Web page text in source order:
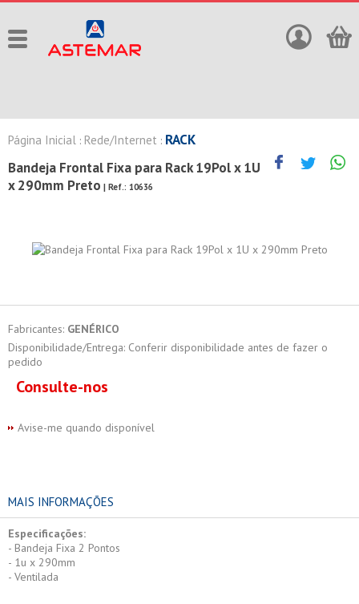
Página Inicial : Rede/Internet : RACK
Bandeja Frontal Fixa para Rack 19Pol x 1U
x 290mm Preto | Ref.: 10636
Fabricantes: GENÉRICO
Disponibilidade/Entrega: Conferir disponibilidade antes de fazer o
pedido
Consulte-nos
Avise-me quando disponível
MAIS INFORMAÇÕES
Especificações:
- Bandeja Fixa 2 Pontos
- 1u x 290mm
- Ventilada